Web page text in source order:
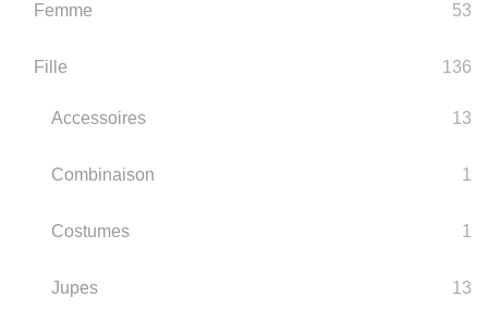
Femme 53
Fille 136
Accessoires 13
Combinaison 1
Costumes 1
Jupes 13